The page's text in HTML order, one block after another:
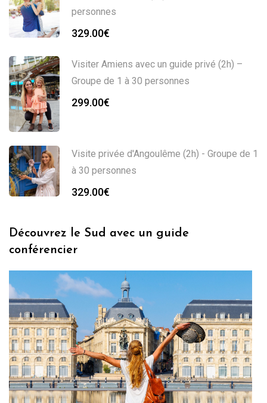
personnes
329.00€
Visiter Amiens avec un guide privé (2h) –
Groupe de 1 à 30 personnes
299.00€
Visite privée d'Angoulême (2h) - Groupe de 1
à 30 personnes
329.00€
Découvrez le Sud avec un guide
conférencier